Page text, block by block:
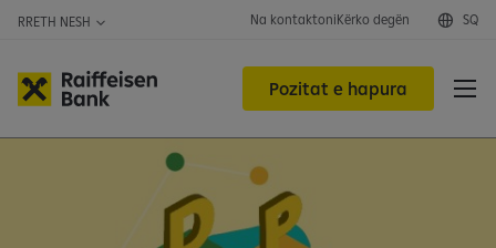
RRETH NESH Na kontaktoniKërko degën SQ
Pozitat e hapura